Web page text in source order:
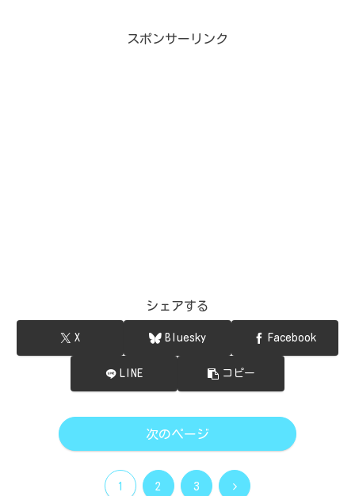
スポンサーリンク
シェアする
X Bluesky Facebook
LINE コピー
次のページ
1 2 3 次